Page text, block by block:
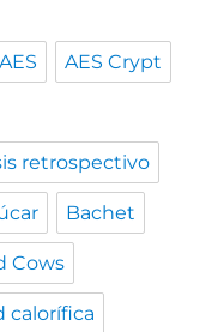
AES AES Crypt
retrospectivo
Bachet
Cows
calorífica